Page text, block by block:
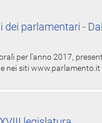
parlamentari -
per l'anno 2017,
nei siti www.parlamento.it